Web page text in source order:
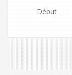
Début